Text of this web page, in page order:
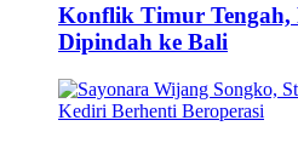
Konflik Timur Tengah,
Dipindah ke Bali